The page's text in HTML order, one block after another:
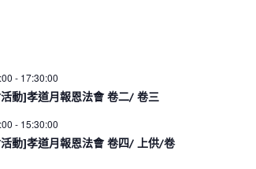
- 17:30:00
動]孝道月報恩法會 卷二/ 卷三
- 15:30:00
動]孝道月報恩法會 卷四/ 上供/卷